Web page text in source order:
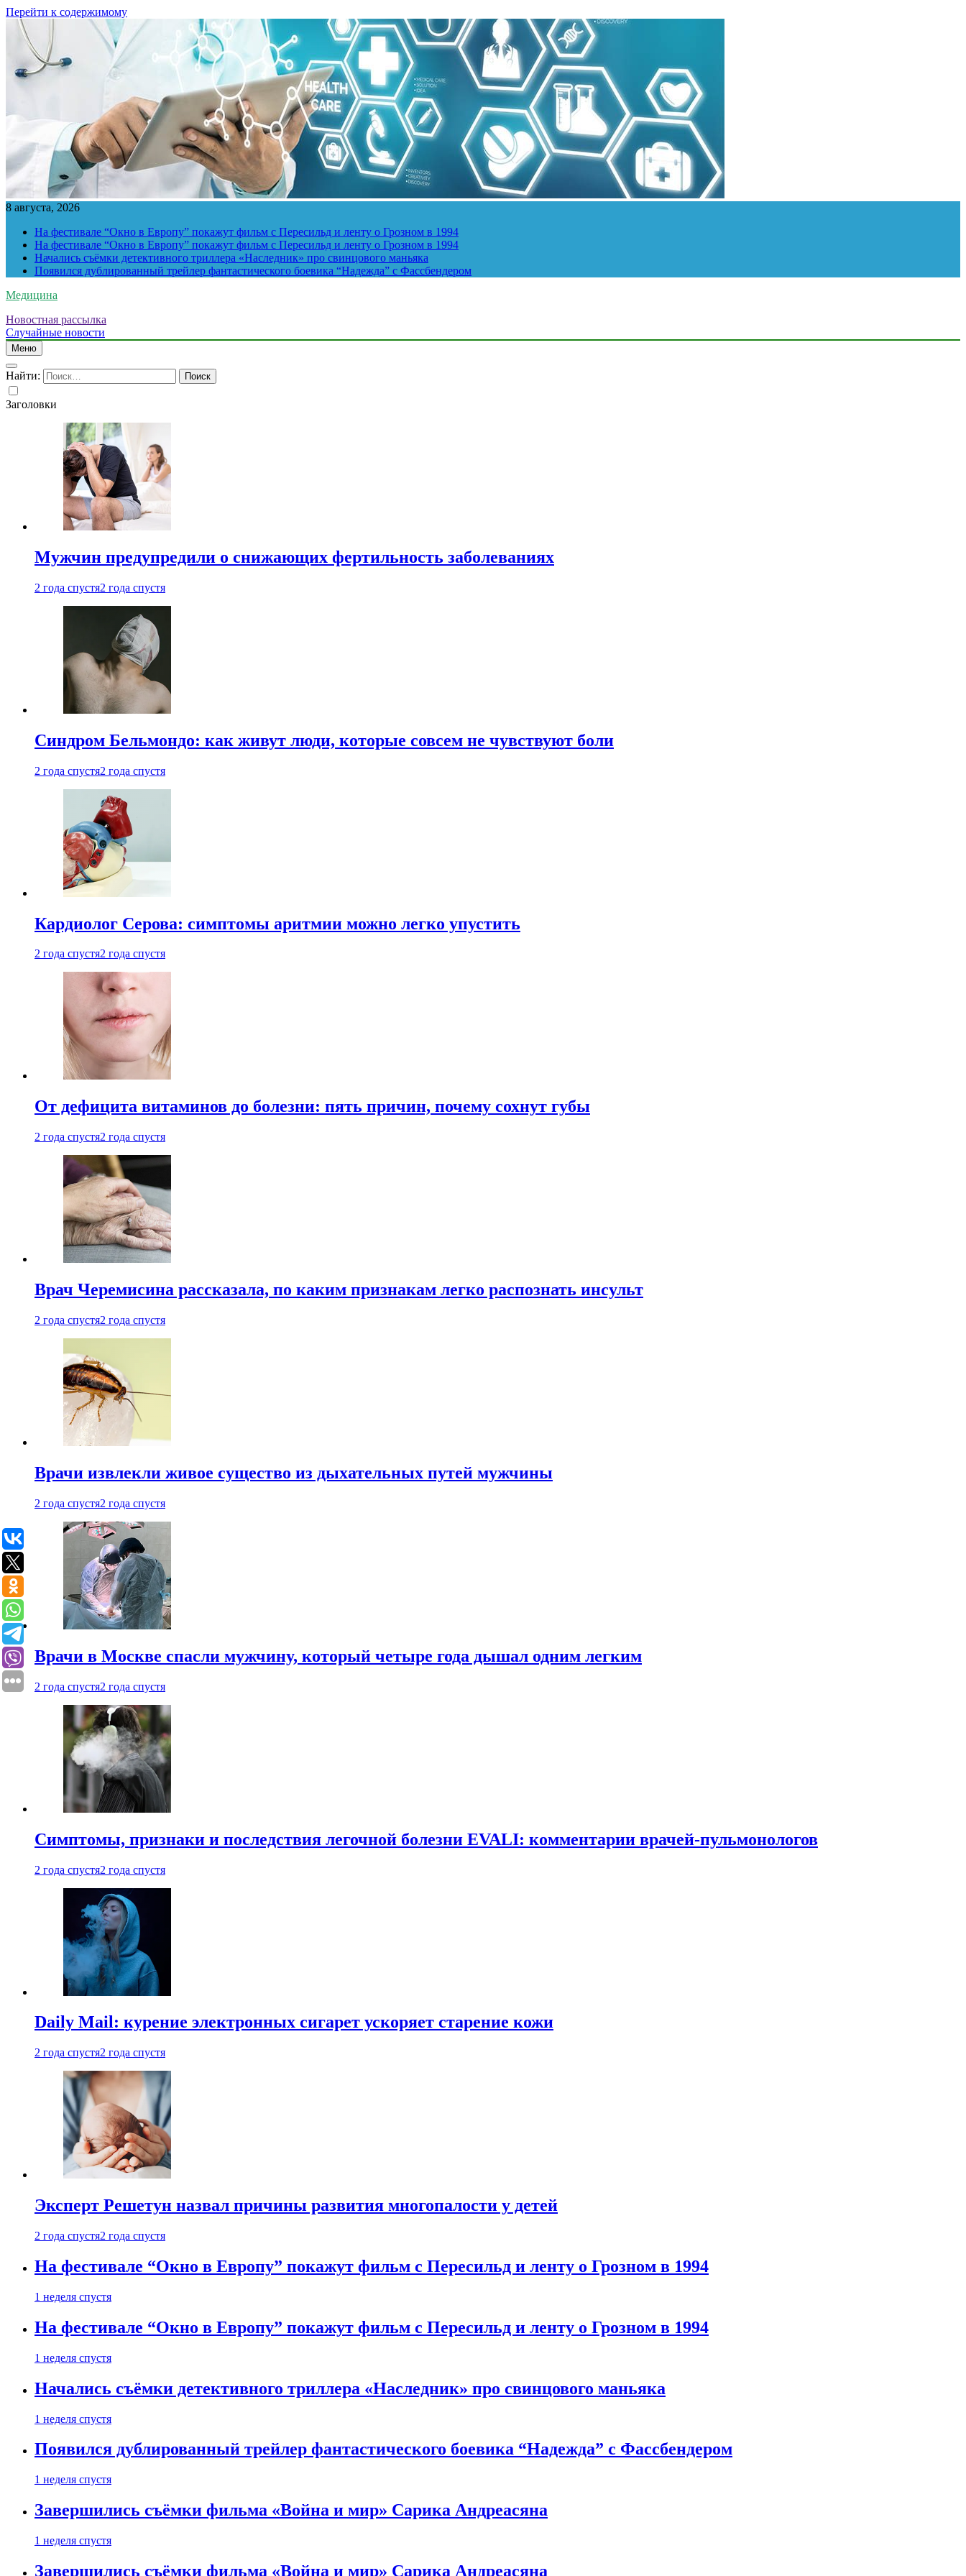
Перейти к содержимому
8 августа, 2026
На фестивале “Окно в Европу” покажут фильм с Пересильд и ленту о Грозном в 1994
На фестивале “Окно в Европу” покажут фильм с Пересильд и ленту о Грозном в 1994
Начались съёмки детективного триллера «Наследник» про свинцового маньяка
Появился дублированный трейлер фантастического боевика “Надежда” с Фассбендером
Медицина
Новостная рассылка
Случайные новости
Меню
Найти:
Заголовки
Мужчин предупредили о снижающих фертильность заболеваниях
2 года спустя2 года спустя
Синдром Бельмондо: как живут люди, которые совсем не чувствуют боли
2 года спустя2 года спустя
Кардиолог Серова: симптомы аритмии можно легко упустить
2 года спустя2 года спустя
От дефицита витаминов до болезни: пять причин, почему сохнут губы
2 года спустя2 года спустя
Врач Черемисина рассказала, по каким признакам легко распознать инсульт
2 года спустя2 года спустя
Врачи извлекли живое существо из дыхательных путей мужчины
2 года спустя2 года спустя
Врачи в Москве спасли мужчину, который четыре года дышал одним легким
2 года спустя2 года спустя
Симптомы, признаки и последствия легочной болезни EVALI: комментарии врачей-пульмонологов
2 года спустя2 года спустя
Daily Mail: курение электронных сигарет ускоряет старение кожи
2 года спустя2 года спустя
Эксперт Решетун назвал причины развития многопалости у детей
2 года спустя2 года спустя
На фестивале “Окно в Европу” покажут фильм с Пересильд и ленту о Грозном в 1994
1 неделя спустя
На фестивале “Окно в Европу” покажут фильм с Пересильд и ленту о Грозном в 1994
1 неделя спустя
Начались съёмки детективного триллера «Наследник» про свинцового маньяка
1 неделя спустя
Появился дублированный трейлер фантастического боевика “Надежда” с Фассбендером
1 неделя спустя
Завершились съёмки фильма «Война и мир» Сарика Андреасяна
1 неделя спустя
Завершились съёмки фильма «Война и мир» Сарика Андреасяна